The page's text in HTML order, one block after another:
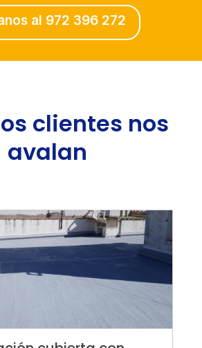
al 972 396 272
clientes nos
avalan